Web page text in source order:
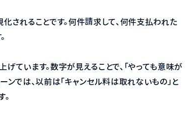
されることです。何件請求して、何件支払われた
ています。数字が見えることで、「やっても意味が
ンでは、以前は「キャンセル料は取れないもの」と